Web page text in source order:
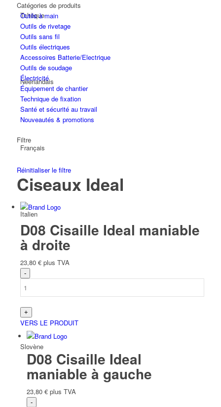
Tchèque
Néerlandais
Français
Italien
Slave
Slovène
Catégories de produits
Outils à main
Outils de rivetage
Outils sans fil
Outils électriques
Accessoires Batterie/Electrique
Outils de soudage
Électricité
Équipement de chantier
Technique de fixation
Santé et sécurité au travail
Nouveautés & promotions
Filtre
Réinitialiser le filtre
Ciseaux Ideal
D08 Cisaille Ideal maniable
à droite
23,80 € plus TVA
VERS LE PRODUIT
D08 Cisaille Ideal
maniable à gauche
23,80 € plus TVA